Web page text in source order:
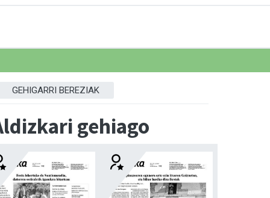
GEHIGARRI BEREZIAK
gehiago